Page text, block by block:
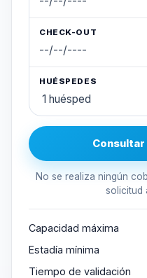
CHECK-OUT
HUÉSPEDES
No se realiza ningún
solicitud
Capacidad máxima
Estadía mínima
Tiempo de validación